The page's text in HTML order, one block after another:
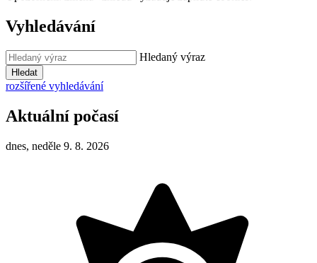
Vyhledávání
Hledaný výraz
Hledat
rozšířené vyhledávání
Aktuální počasí
dnes, neděle 9. 8. 2026